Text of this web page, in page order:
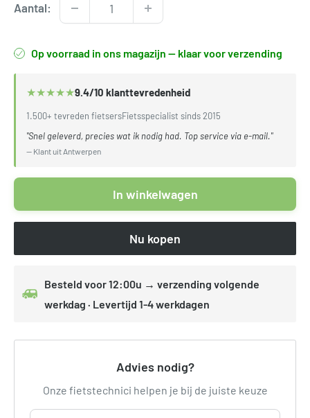
Aantal:
Op voorraad in ons magazijn — klaar voor verzending
★★★★★9.4/10 klanttevredenheid
1.500+ tevreden fietsersFietsspecialist sinds 2015
"Snel geleverd, precies wat ik nodig had. Top service via e-mail."
— Klant uit Antwerpen
In winkelwagen
Nu kopen
Besteld voor 12:00u → verzending volgende
werkdag · Levertijd 1-4 werkdagen
Advies nodig?
Onze fietstechnici helpen je bij de juiste keuze